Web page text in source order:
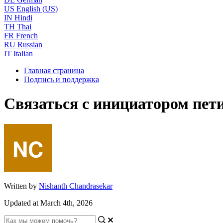
US English (US)
IN Hindi
TH Thai
FR French
RU Russian
IT Italian
Главная страница
Подпись и поддержка
Связаться с инициатором
Written by Nishanth Chandrasekar
Updated at March 4th, 2026